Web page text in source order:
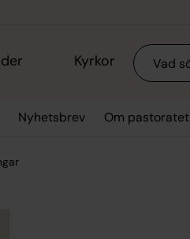
Kyrkor Sök
Nyhetsbrev Om pastoratet